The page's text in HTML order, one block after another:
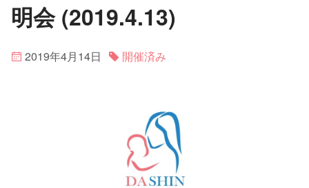
明会 (2019.4.13)
2019年4月14日 開催済み